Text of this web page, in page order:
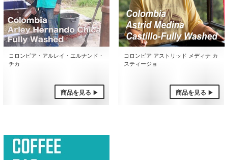
コロンビア・アルレイ・エル
コロンビア・アルレイ・エルナンド・
チカ
商品を見る
コロンビア アストリッド メ
コロンビア アストリッド メディナ カ
スティージョ
商品を見る